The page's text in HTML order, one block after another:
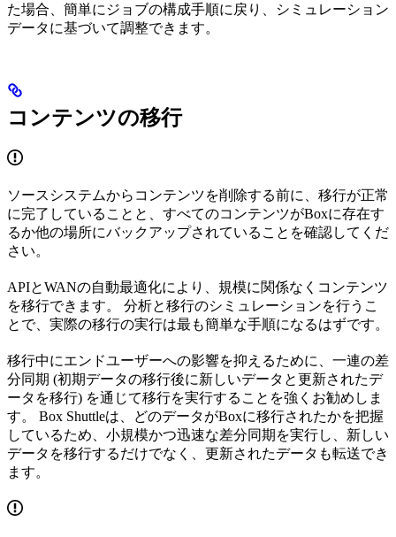
た場合、簡単にジョブの構成手順に戻り、シミュレーション
データに基づいて調整できます。
コンテンツの移行
ソースシステムからコンテンツを削除する前に、移行が正常
に完了していることと、すべてのコンテンツがBoxに存在す
るか他の場所にバックアップされていることを確認してくだ
さい。
APIとWANの自動最適化により、規模に関係なくコンテンツ
を移行できます。 分析と移行のシミュレーションを行うこ
とで、実際の移行の実行は最も簡単な手順になるはずです。
移行中にエンドユーザーへの影響を抑えるために、一連の差
分同期 (初期データの移行後に新しいデータと更新されたデ
ータを移行) を通じて移行を実行することを強くお勧めしま
す。 Box Shuttleは、どのデータがBoxに移行されたかを把握
しているため、小規模かつ迅速な差分同期を実行し、新しい
データを移行するだけでなく、更新されたデータも転送でき
ます。